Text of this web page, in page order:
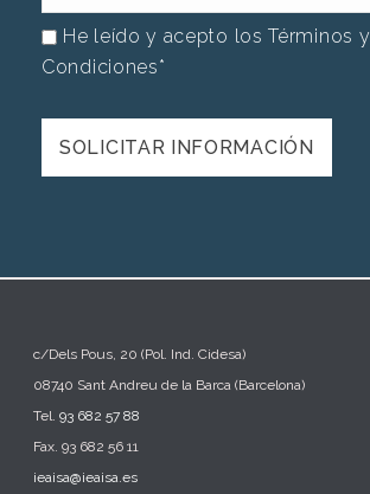
He leído y acepto los Términos y
Condiciones*
c/Dels Pous, 20 (Pol. Ind. Cidesa)
08740 Sant Andreu de la Barca (Barcelona)
Tel.93 682 57 88
Fax. 93 682 56 11
ieaisa@ieaisa.es